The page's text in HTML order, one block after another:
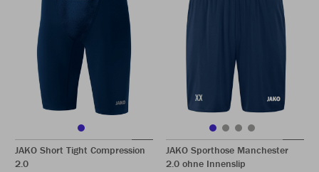
JAKO Short Tight Compression
2.0
JAKO Sporthose Manchester
2.0 ohne Innenslip